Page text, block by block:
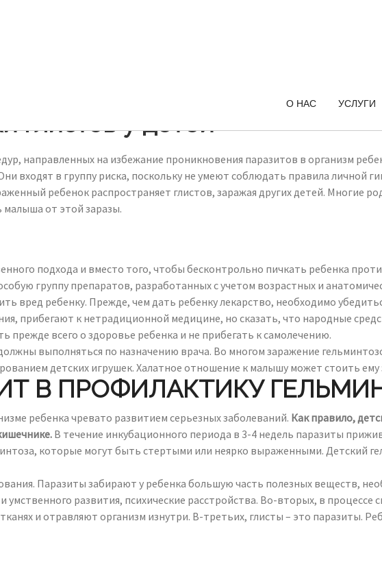
О НАС
УСЛУГИ
глистов у детей
направленных на избежание проникновения паразитов в организм
входят в группу риска, поскольку не умеют соблюдать правила личной
ребенок распространяет глистов, заражая других детей. Многие
малыша от этой заразы.
подхода и вместо того, чтобы бесконтрольно пичкать ребенка
группу препаратов, разработанных с учетом возрастных и
вред ребенку. Прежде, чем дать ребенку лекарство, необходимо
прибегают к нетрадиционной медицине, но сказать, что народные
всего о здоровье ребенка и не прибегать к самолечению.
выполняться по назначению врача. Во многом заражение
детских игрушек. Халатное отношение к малышу может стоить ему
В ПРОФИЛАКТИКУ
ребенка чревато развитием серьезных заболеваний. Как правило,
В течение инкубационного периода в 3-4 недель паразиты
которые могут быть стертыми или неярко выраженными. Детский
Паразиты забирают у ребенка большую часть полезных веществ,
развития, психические расстройства. Во-вторых, в
и отравляют организм изнутри. В-третьих, глисты – это паразиты.